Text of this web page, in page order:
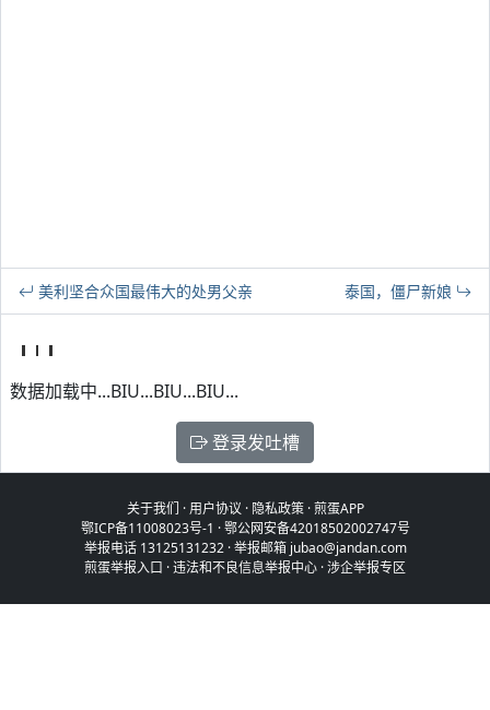
美利坚合众国最伟大的处男父亲 泰国，僵尸新娘
数据加载中...BIU...BIU...BIU...
登录发吐槽
关于我们 ·用户协议 · 隐私政策·煎蛋APP
鄂ICP备11008023号-1 ·鄂公网安备42018502002747号
举报电话 13125131232 · 举报邮箱 jubao@jandan.com
煎蛋举报入口 ·违法和不良信息举报中心 ·涉企举报专区